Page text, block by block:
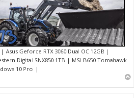
Asus Geforce RTX 3060 Dual OC 12GB |
Digital SNX850 1TB | MSI B650 Tomahawk
10 Pro |
ö